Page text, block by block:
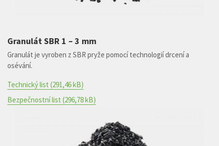
Granulát SBR 1 – 3 mm
Granulát je vyroben z SBR pryže pomocí technologií drcení a
osévání.
Technický list (291,46 kB)
Bezpečnostní list (296,78 kB)